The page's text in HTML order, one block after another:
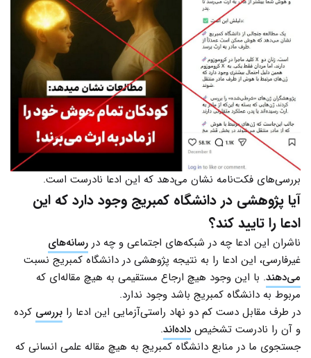
بررسی‌های فکت‌نامه نشان می‌دهد که این ادعا نادرست است.
آیا پژوهشی در دانشگاه کمبریج وجود دارد که این
ادعا را تایید کند؟
ناشران این ادعا چه در شبکه‌های اجتماعی و چه در رسانه‌های
غیرفارسی، این ادعا را به نتیجه‌ پژوهشی در دانشگاه کمبریج نسبت
می‌دهند. با این وجود هیچ ارجاع مستقیمی به هیچ مقاله‌ای که
مربوط به دانشگاه کمبریج باشد وجود ندارد.
در طرف مقابل دست کم دو نهاد راستی‌آزمایی این ادعا را بررسی کرده
و آن را نادرست تشخیص داده‌اند.
جستجوی ما در منابع دانشگاه کمبریج به هیچ مقاله علمی انسانی که